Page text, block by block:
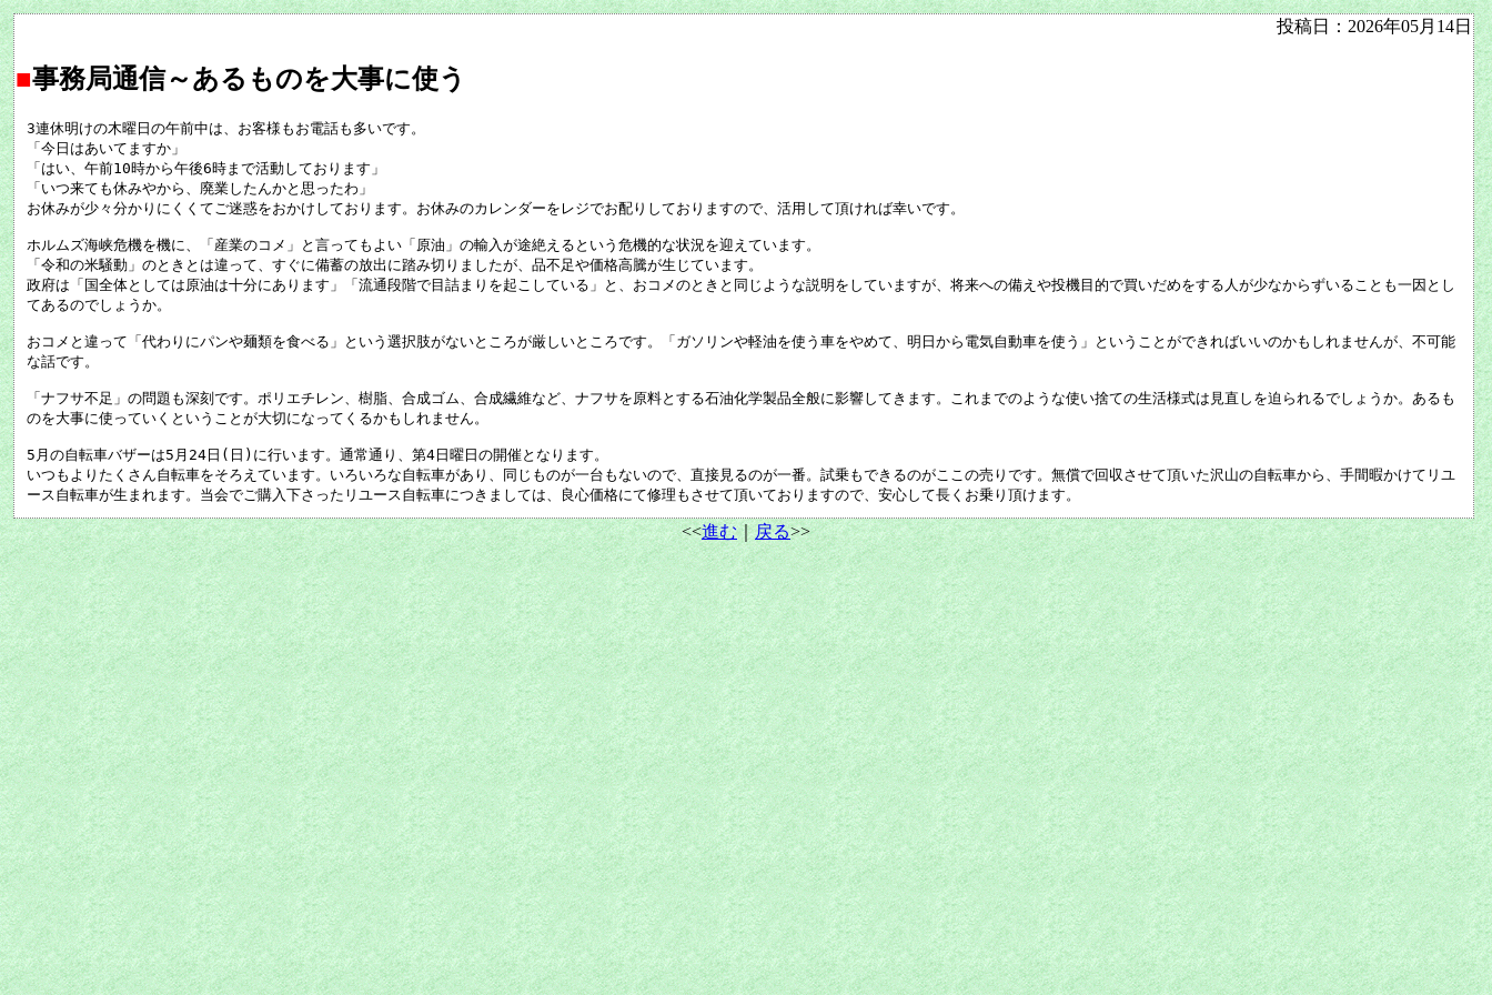
投稿日：2026年05月14日
■事務局通信～あるものを大事に使う
3連休明けの木曜日の午前中は、お客様もお電話も多いです。
「今日はあいてますか」
「はい、午前10時から午後6時まで活動しております」
「いつ来ても休みやから、廃業したんかと思ったわ」
お休みが少々分かりにくくてご迷惑をおかけしております。お休みのカレンダーをレジでお配りしておりますので、活用して頂ければ幸いです。
ホルムズ海峡危機を機に、「産業のコメ」と言ってもよい「原油」の輸入が途絶えるという危機的な状況を迎えています。
「令和の米騒動」のときとは違って、すぐに備蓄の放出に踏み切りましたが、品不足や価格高騰が生じています。
政府は「国全体としては原油は十分にあります」「流通段階で目詰まりを起こしている」と、おコメのときと同じような説明をしていますが、将来への備えや投機目的で買いだめをする人が少なからずいることも一因とし
てあるのでしょうか。
おコメと違って「代わりにパンや麺類を食べる」という選択肢がないところが厳しいところです。「ガソリンや軽油を使う車をやめて、明日から電気自動車を使う」ということができればいいのかもしれませんが、不可能
な話です。
「ナフサ不足」の問題も深刻です。ポリエチレン、樹脂、合成ゴム、合成繊維など、ナフサを原料とする石油化学製品全般に影響してきます。これまでのような使い捨ての生活様式は見直しを迫られるでしょうか。あるも
のを大事に使っていくということが大切になってくるかもしれません。
5月の自転車バザーは5月24日(日)に行います。通常通り、第4日曜日の開催となります。
いつもよりたくさん自転車をそろえています。いろいろな自転車があり、同じものが一台もないので、直接見るのが一番。試乗もできるのがここの売りです。無償で回収させて頂いた沢山の自転車から、手間暇かけてリユ
ース自転車が生まれます。当会でご購入下さったリユース自転車につきましては、良心価格にて修理もさせて頂いておりますので、安心して長くお乗り頂けます。
<<進む｜戻る>>